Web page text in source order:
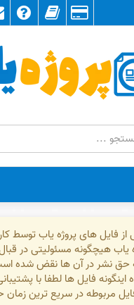
فایل های پروژه یاب توسط
یاب هیچگونه مسئولیتی در
حق نشر در آن ها نقض شده است
فایل ها لطفا با
فایل مربوطه در سریع ترین